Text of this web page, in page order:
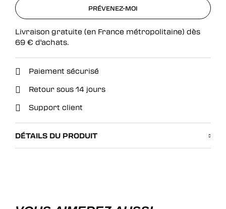
PRÉVENEZ-MOI
PRÉVENEZ-MOI
Livraison gratuite (en France métropolitaine) dès
69 € d'achats.
Paiement sécurisé
Retour sous 14 jours
Support client
DÉTAILS DU PRODUIT